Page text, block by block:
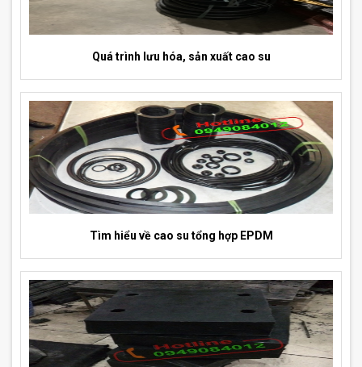
Quá trình lưu hóa, sản xuất cao su
Tìm hiểu về cao su tổng hợp EPDM